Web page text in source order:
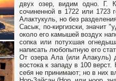
двух озер, видим одно. Г.
сочиненной в 1722 или 1723
Алактукуль, но без
Сасык, по-киргизски, значит
около его камышей воздух
сопка или потухшая
написать любопытную его
От озера Ала (или Алакуль)
востока к западу в 100
себя не принимают; но в них